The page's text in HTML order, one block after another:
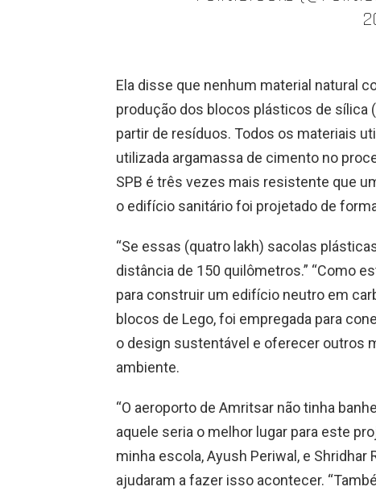
Ela disse que nenhum material natural
produção dos blocos plásticos de sílica
partir de resíduos. Todos os materiais
utilizada argamassa de cimento no
SPB é três vezes mais resistente que
o edifício sanitário foi projetado de
“Se essas (quatro lakh) sacolas
distância de 150 quilômetros.” “Como
para construir um edifício neutro em
blocos de Lego, foi empregada para
o design sustentável e oferecer outros
ambiente.
“O aeroporto de Amritsar não tinha
aquele seria o melhor lugar para este
minha escola, Ayush Periwal, e Shridhar
ajudaram a fazer isso acontecer.